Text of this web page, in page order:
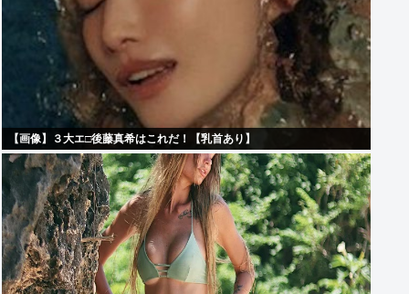
【画像】３大エ□後藤真希はこれだ！【乳首あり】